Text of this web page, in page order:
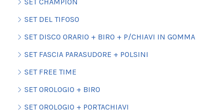
SET DEL TIFOSO
SET DISCO ORARIO + BIRO + P/CHIAVI IN GOMMA
SET FASCIA PARASUDORE + POLSINI
SET FREE TIME
SET OROLOGIO + BIRO
SET OROLOGIO + PORTACHIAVI